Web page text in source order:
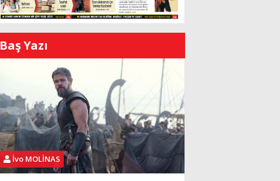
Baş Yazı
İvo MOLİNAS